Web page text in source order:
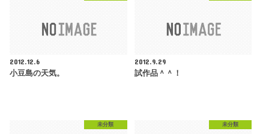
2012.12.6
小豆島の天気。
2012.9.29
試作品＾＾！
未分類 未分類